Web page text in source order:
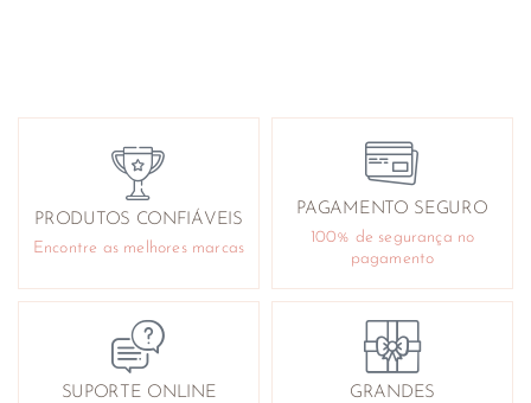
PRODUTOS CONFIÁVEIS
Encontre as melhores marcas
PAGAMENTO SEGURO
100% de segurança no
pagamento
SUPORTE ONLINE
GRANDES